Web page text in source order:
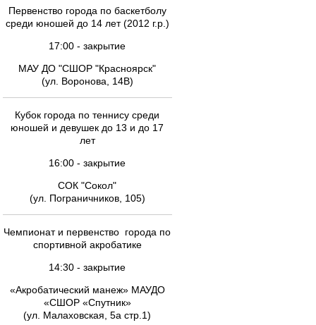
Первенство города по баскетболу
среди юношей до 14 лет (2012 г.р.)
17:00 - закрытие
МАУ ДО "СШОР "Красноярск"
(ул. Воронова, 14В)
Кубок города по теннису среди
юношей и девушек до 13 и до 17
лет
16:00 - закрытие
СОК "Сокол"
(ул. Пограничников, 105)
Чемпионат и первенство города по
спортивной акробатике
14:30 - закрытие
«Акробатический манеж» МАУДО
«СШОР «Спутник»
(ул. Малаховская, 5а стр.1)